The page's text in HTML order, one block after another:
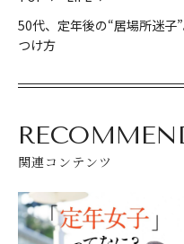
50代、定年後の“居場所迷子
つけ方
関連コンテンツ